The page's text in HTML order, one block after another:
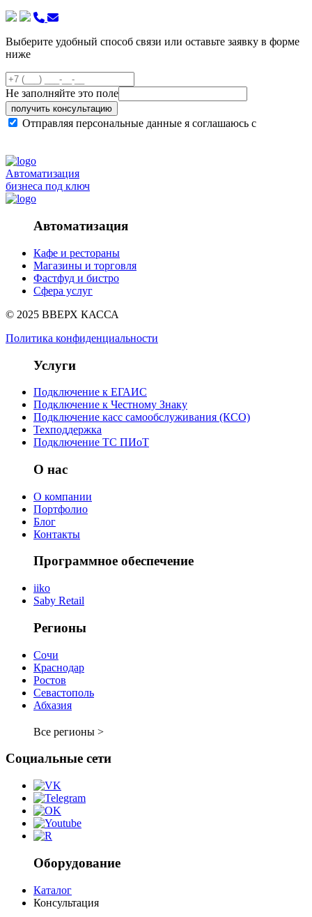
Выберите удобный способ связи или оставьте заявку в форме
ниже
Не заполняйте это поле
получить консультацию
Отправляя персональные данные я соглашаюсь с
Автоматизация
бизнеса под ключ
Автоматизация
Кафе и рестораны
Магазины и торговля
Фастфуд и бистро
Сфера услуг
© 2025 ВВЕРХ КАССА
Политика конфиденциальности
Услуги
Подключение к ЕГАИС
Подключение к Честному Знаку
Подключение касс самообслуживания (КСО)
Техподдержка
Подключение ТС ПИоТ
О нас
О компании
Портфолио
Блог
Контакты
Программное обеспечение
iiko
Saby Retail
Регионы
Сочи
Краснодар
Ростов
Севастополь
Абхазия
Все регионы >
Социальные сети
Оборудование
Каталог
Консультация